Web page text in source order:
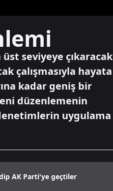
İsrail mahkemesi
Ben Gvir'e "dur"
dedi
Ekonomi
Gabar'da petrol
kırıldı
seviyeye çıkaracak
çalışmasıyla hayata
kadar geniş bir
düzenlemenin
uygulama
AK Parti'ye geçtiler